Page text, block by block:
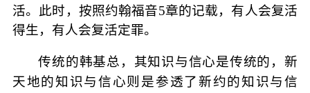
活。此时，按照约翰福音5章的记载，有人会复活
得生，有人会复活定罪。
传统的韩基总，其知识与信心是传统的，新
天地的知识与信心则是参透了新约的知识与信